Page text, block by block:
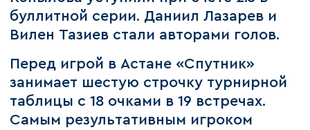
буллитной серии. Даниил Лазарев и
Вилен Тазиев стали авторами голов.
Перед игрой в Астане «Спутник»
занимает шестую строчку турнирной
таблицы с 18 очками в 19 встречах.
Самым результативным игроком